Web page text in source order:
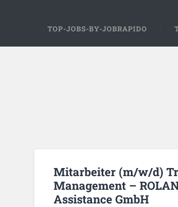
TOP-JOBS-BY-JOBRAPIDO
Mitarbeiter (m/w/d)
Management –
Assistance GmbH